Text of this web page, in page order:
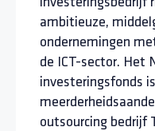
ambitieuze,
ondernemingen
de ICT-sector. Het
investeringsfonds is
outsourcing bedrijf